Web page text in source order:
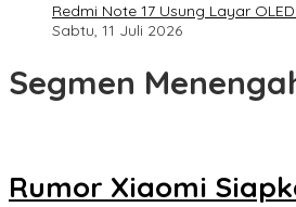
Redmi Note 17 Usung Layar
Sabtu, 11 Juli 2026
Segmen
Rumor Xiaomi